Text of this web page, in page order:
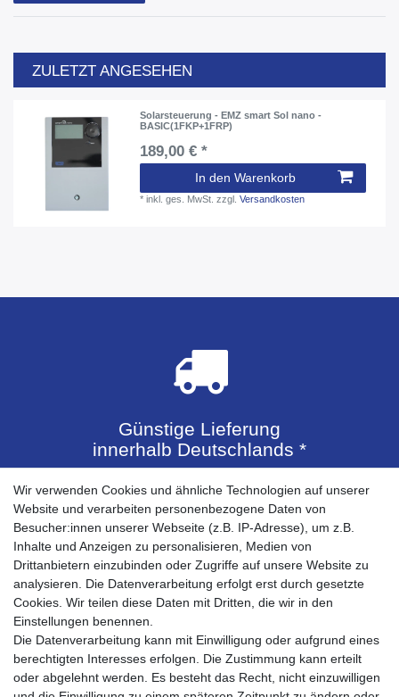
ZULETZT ANGESEHEN
Solarsteuerung - EMZ smart Sol nano -
BASIC(1FKP+1FRP)
189,00 € *
In den Warenkorb
*inkl. ges. MwSt. zzgl.Versandkosten
Günstige Lieferung
innerhalb Deutschlands *
Schneller Versand
innerhalb 1 Werktages
Shop
Kontaktformular
Versandkosten
Wir verwenden Cookies und ähnliche Technologien auf unserer
Website und verarbeiten personenbezogene Daten von
Besucher:innen unserer Webseite (z.B. IP-Adresse), um z.B.
Inhalte und Anzeigen zu personalisieren, Medien von
Drittanbietern einzubinden oder Zugriffe auf unsere Website zu
analysieren. Die Datenverarbeitung erfolgt erst durch gesetzte
Cookies. Wir teilen diese Daten mit Dritten, die wir in den
Einstellungen benennen.
Die Datenverarbeitung kann mit Einwilligung oder aufgrund eines
berechtigten Interesses erfolgen. Die Zustimmung kann erteilt
oder abgelehnt werden. Es besteht das Recht, nicht einzuwilligen